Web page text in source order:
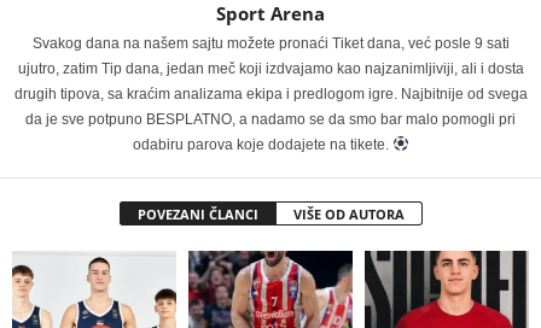
Sport Arena
Svakog dana na našem sajtu možete pronaći Tiket dana, već posle 9 sati
ujutro, zatim Tip dana, jedan meč koji izdvajamo kao najzanimljiviji, ali i dosta
drugih tipova, sa kraćim analizama ekipa i predlogom igre. Najbitnije od svega
da je sve potpuno BESPLATNO, a nadamo se da smo bar malo pomogli pri
odabiru parova koje dodajete na tikete.
POVEZANI ČLANCI VIŠE OD AUTORA